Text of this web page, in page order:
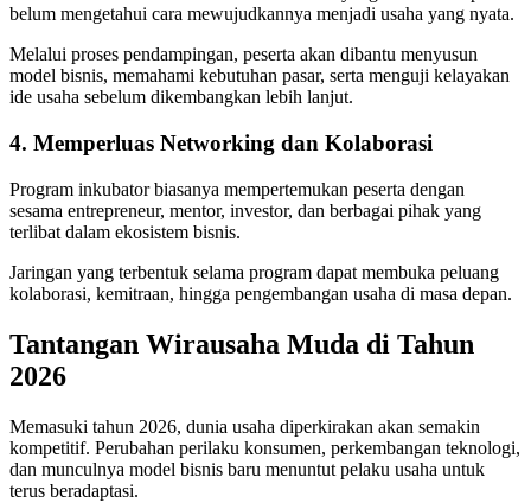
belum mengetahui cara mewujudkannya menjadi usaha yang nyata.
Melalui proses pendampingan, peserta akan dibantu menyusun
model bisnis, memahami kebutuhan pasar, serta menguji kelayakan
ide usaha sebelum dikembangkan lebih lanjut.
4. Memperluas Networking dan Kolaborasi
Program inkubator biasanya mempertemukan peserta dengan
sesama entrepreneur, mentor, investor, dan berbagai pihak yang
terlibat dalam ekosistem bisnis.
Jaringan yang terbentuk selama program dapat membuka peluang
kolaborasi, kemitraan, hingga pengembangan usaha di masa depan.
Tantangan Wirausaha Muda di Tahun
2026
Memasuki tahun 2026, dunia usaha diperkirakan akan semakin
kompetitif. Perubahan perilaku konsumen, perkembangan teknologi,
dan munculnya model bisnis baru menuntut pelaku usaha untuk
terus beradaptasi.